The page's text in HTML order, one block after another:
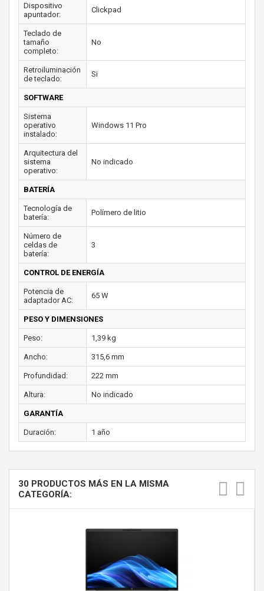
Dispositivo
apuntador:
Clickpad
Teclado de
tamaño
completo:
No
Retroiluminación
de teclado:
Si
SOFTWARE
Sistema
operativo
instalado:
Windows 11 Pro
Arquitectura del
sistema
operativo:
No indicado
BATERÍA
Tecnología de
batería:
Polímero de litio
Número de
celdas de
batería:
3
CONTROL DE ENERGÍA
Potencia de
adaptador AC:
65 W
PESO Y DIMENSIONES
Peso: 1,39 kg
Ancho: 315,6 mm
Profundidad: 222 mm
Altura: No indicado
GARANTÍA
Duración: 1 año
30 PRODUCTOS MÁS EN LA MISMA
CATEGORÍA: